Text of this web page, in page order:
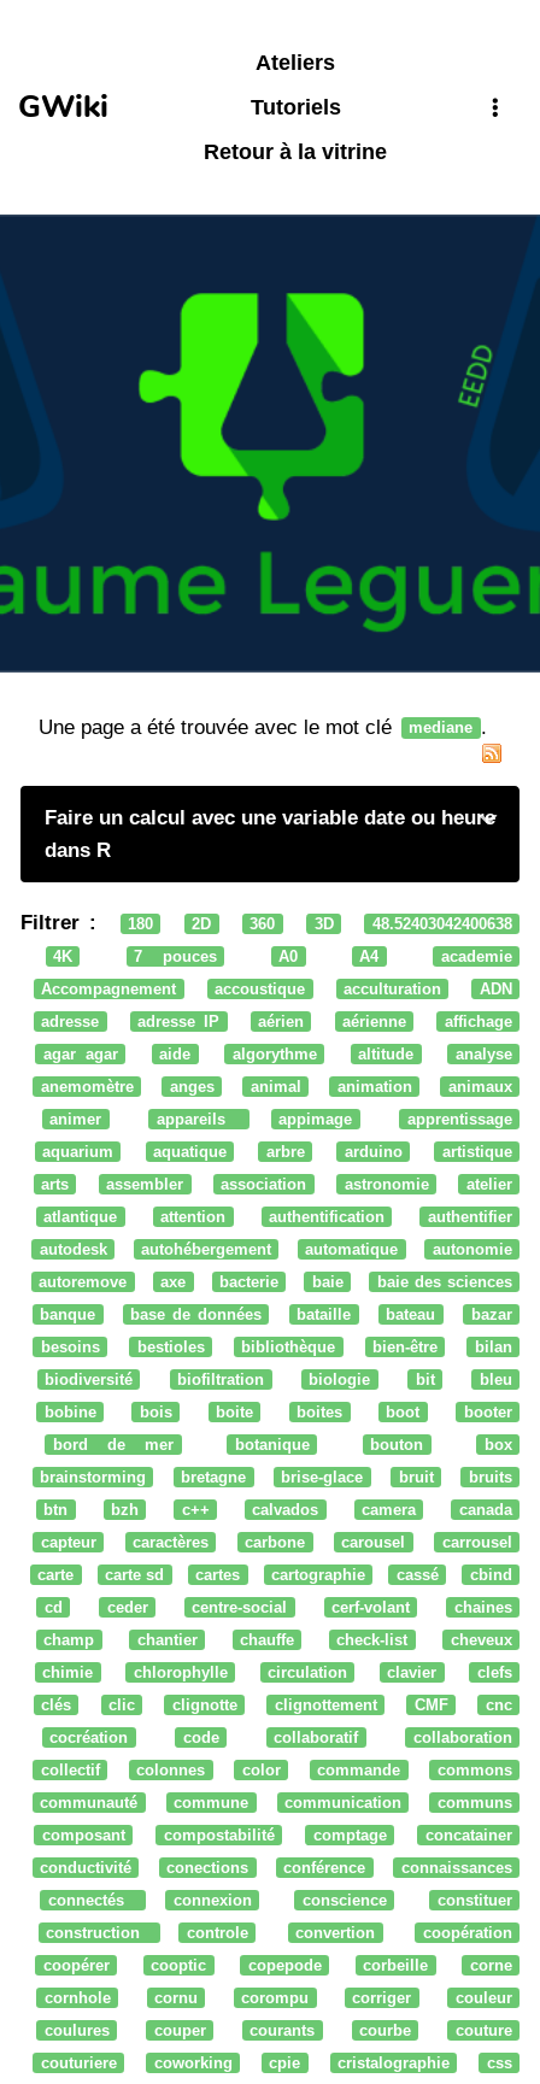
GWiki
Ateliers
Tutoriels
Retour à la vitrine
Une page a été trouvée avec le mot clé mediane .
Faire un calcul avec une variable date ou heure
dans R
Filtrer : 180 2D 360 3D
48.52403042400638
4K
7 pouces A0 A4
academie
Accompagnement
accoustique acculturation
ADN
adresse
adresse IP aérien aérienne
affichage
agar agar
aide algorythme altitude
analyse
anemomètre
anges animal animation
animaux
animer
appareils appimage
apprentissage
aquarium
aquatique arbre arduino
artistique
arts
assembler association astronomie
atelier
atlantique
attention authentification
authentifier
autodesk
autohébergement automatique
autonomie
autoremove
axe bacterie baie
baie des sciences
banque
base de données bataille bateau
bazar
besoins
bestioles bibliothèque bien-être
bilan
biodiversité
biofiltration biologie bit
bleu
bobine
bois boite boites boot
booter
bord de mer
botanique bouton
box
brainstorming
bretagne brise-glace bruit
bruits
btn
bzh c++ calvados camera
canada
capteur
caractères carbone carousel
carrousel
carte
carte sd cartes cartographie cassé
cbind
cd
ceder centre-social cerf-volant
chaines
champ
chantier chauffe check-list
cheveux
chimie
chlorophylle circulation clavier
clefs
clés
clic clignotte clignottement CMF
cnc
cocréation
code collaboratif
collaboration
collectif
colonnes color commande
commons
communauté
commune communication
communs
composant
compostabilité comptage
concatainer
conductivité
conections conférence
connaissances
connectés
connexion conscience
constituer
construction
controle convertion
coopération
coopérer
cooptic copepode corbeille
corne
cornhole
cornu corompu corriger
couleur
coulures
couper courants courbe
couture
couturiere
coworking cpie cristalographie
css